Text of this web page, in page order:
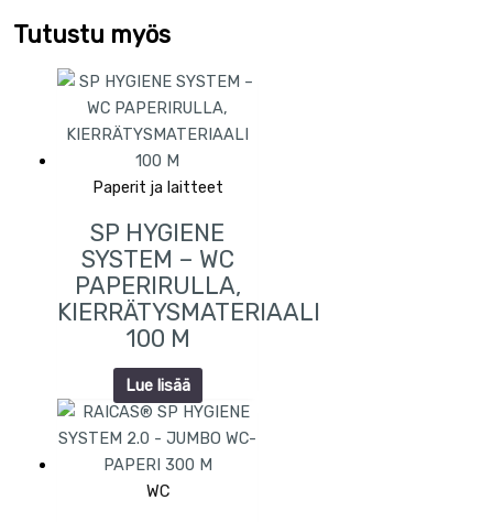
Tutustu myös
Paperit ja laitteet
SP HYGIENE
SYSTEM – WC
PAPERIRULLA,
KIERRÄTYSMATERIAALI
100 M
Lue lisää
WC